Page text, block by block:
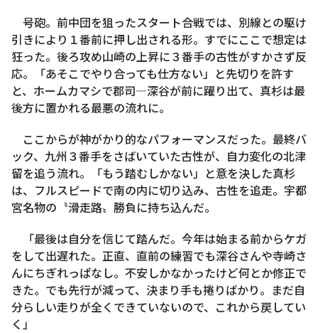
号砲。前中団を狙ったスタート合戦では、別線との駆け
引きにより１番前に押し出される形。すでにここで想定は
狂った。後ろ攻め山崎の上昇に３番手の古性がすかさず反
応。「あそこでやり合っても仕方ない」と先切りを許す
と、ホームカマシで郡司―深谷が前に躍り出て、真杉は最
後方に置かれる最悪の流れに。
ここからが神がかり的なパフォーマンスだった。最終バ
ック、九州３番手をさばいていた古性が、自力変化の北津
留を追う流れ。「もう踏むしかない」と意を決した真杉
は、フルスピードで南の内に切り込み、古性を追走。宇都
宮名物の〝滑走路〟勝負に持ち込んだ。
「最後は自分を信じて踏んだ。今年は始まる前からケガ
をして出遅れた。正直、直前の練習でも深谷さんや寺崎さ
んにちぎれっぱなし。不安しかなかったけど何とか修正で
きた。でも先行が減って、決まり手も捲りばかり。まだ自
分らしい走りが全くできていないので、これから戻してい
く」